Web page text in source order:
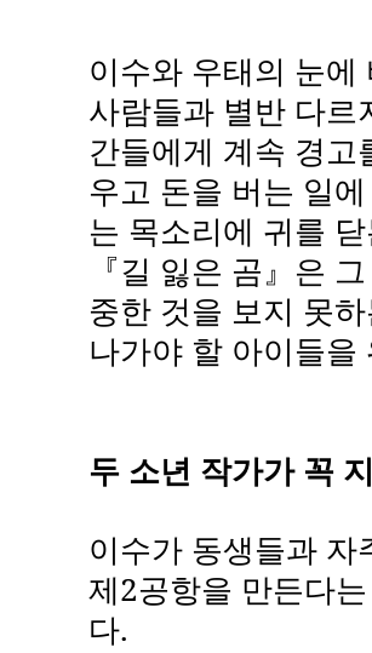
이수와 우태의 눈
사람들과 별반 다르
간들에게 계속 경고
우고 돈을 버는 일
는 목소리에 귀를
『길 잃은 곰』은
중한 것을 보지 못
나가야 할 아이들을
두 소년 작가가 꼭
이수가 동생들과
제2공항을 만든다
다.